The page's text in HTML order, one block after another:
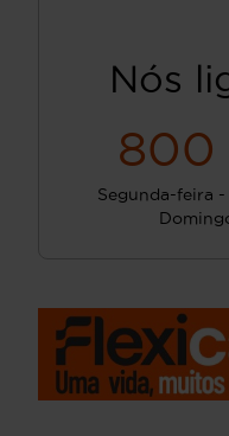
Nós
800
Segunda-feira